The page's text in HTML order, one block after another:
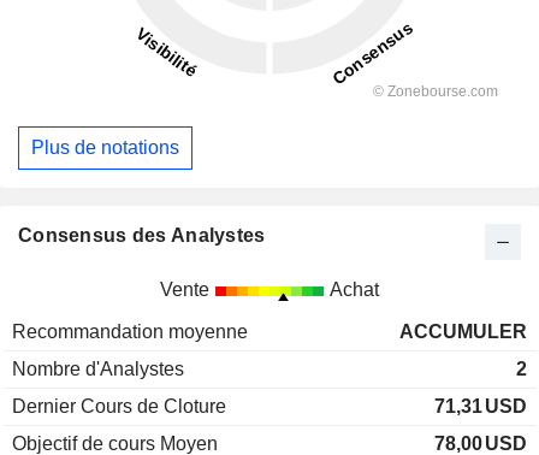
Plus de notations
Consensus des Analystes
Vente Achat
Recommandation moyenne
ACCUMULER
Nombre d'Analystes
2
Dernier Cours de Cloture
71,31USD
Objectif de cours Moyen
78,00USD